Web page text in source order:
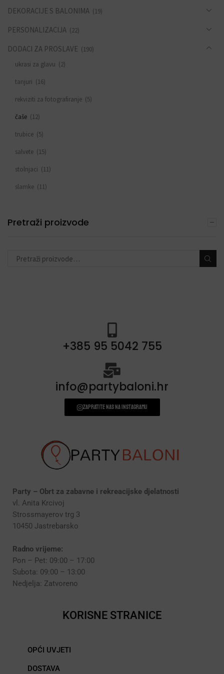
DEKORACIJE S BALONIMA (19)
PERSONALIZACIJA (22)
DODACI ZA PROSLAVE (190)
ukrasi za glavu (2)
tanjuri (16)
rekviziti za fotografiranje (5)
čaše (12)
trubice (5)
salvete (15)
stolnjaci (11)
slamke (11)
trake (4)
konfete i topovi (13)
Pretraži proizvode
+385 95 5042 755
info@partybaloni.hr
Zapratite nas na instagramu
Party – Obrt za zabavne i rekreacijske djelatnosti
vl. Anita Krcivoj
Strossmayerov trg 3
10450 Jastrebarsko
Radno vrijeme:
Pon – Pet: 09:00 – 17:00
Subota: 09:00 – 13:00
Nedjelja: Zatvoreno
KORISNE STRANICE
OPĆI UVJETI
DOSTAVA